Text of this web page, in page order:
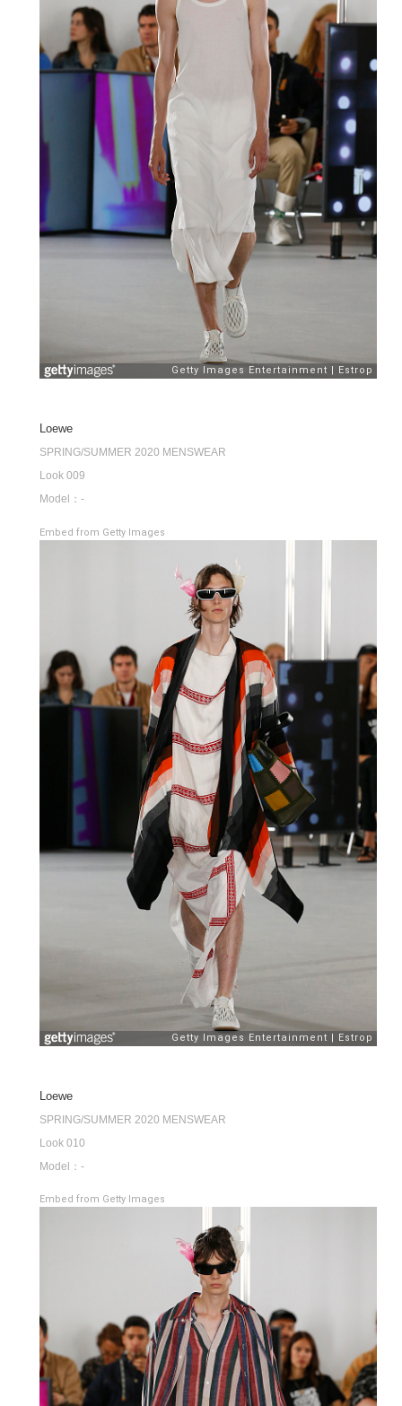
Loewe
SPRING/SUMMER 2020 MENSWEAR
Look 009
Model：-
Embed from Getty Images
Loewe
SPRING/SUMMER 2020 MENSWEAR
Look 010
Model：-
Embed from Getty Images